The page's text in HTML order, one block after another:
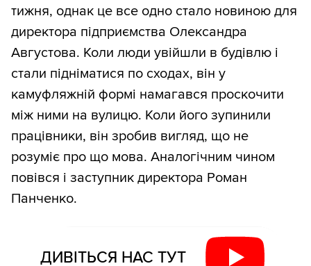
тижня, однак це все одно стало новиною для
директора підприємства Олександра
Августова. Коли люди увійшли в будівлю і
стали підніматися по сходах, він у
камуфляжній формі намагався проскочити
між ними на вулицю. Коли його зупинили
працівники, він зробив вигляд, що не
розуміє про що мова. Аналогічним чином
повівся і заступник директора Роман
Панченко.
ДИВІТЬСЯ НАС ТУТ